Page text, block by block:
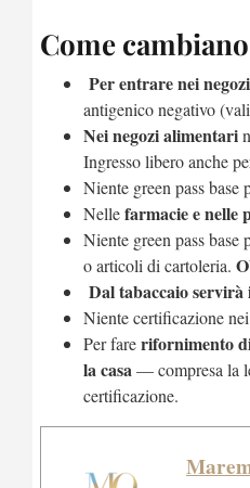
Come
Per entrare nei
antigenico negativo
Nei negozi alimentari
Ingresso libero anche
Niente green pass base
Nellefarmacie e nelle
Niente green pass
o articoli di cartoleria.
Dal tabaccaio servirà
Niente certificazione
Per farerifornimento
la casa— compresa la
certificazione.